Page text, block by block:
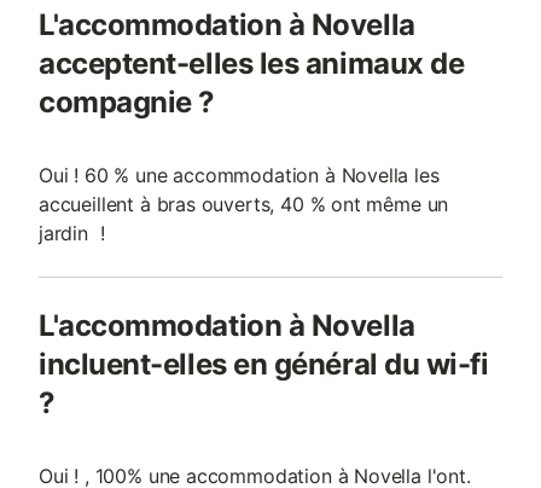
L'accommodation à Novella
acceptent-elles les animaux de
compagnie ?
Oui ! 60 % une accommodation à Novella les
accueillent à bras ouverts, 40 % ont même un
jardin !
L'accommodation à Novella
incluent-elles en général du wi-fi
?
Oui ! , 100% une accommodation à Novella l'ont.